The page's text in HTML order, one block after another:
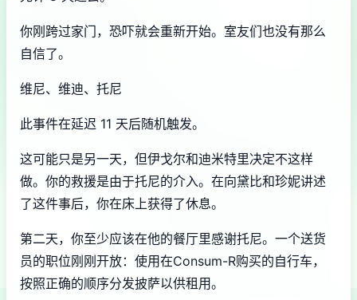
你刚跨过家门，恐吓就会重新开始。室友们也没有那么
自信了。
维尼、维迪、托尼
此事件在延迟 11 天后随机触发。
这可能只是另一天，但伊戈尔和迪米特里决定不这样
做。你的救援是由于托尼的介入。在向黛比和珍妮讲述
了这件事后，你在床上获得了休息。
第二天，你至少应该在他的餐厅里感谢托尼。一个送货
员的职位刚刚开放：使用在Consum-R购买的自行车，
按照正确的顺序分发披萨以供租用。